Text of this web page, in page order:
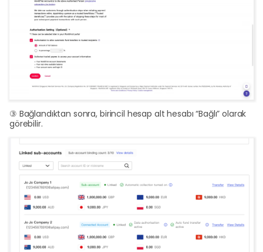
③ Bağlandıktan sonra, birincil hesap alt hesabı “Bağlı” olarak
görebilir.